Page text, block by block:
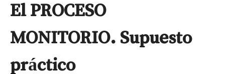
El PROCESO
MONITORIO. Supuesto
práctico